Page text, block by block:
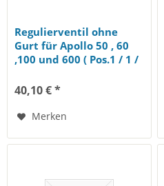
Regulierventil ohne
Gurt für Apollo 50 , 60
,100 und 600 ( Pos.1 / 1 /
40,10 € *
Merken